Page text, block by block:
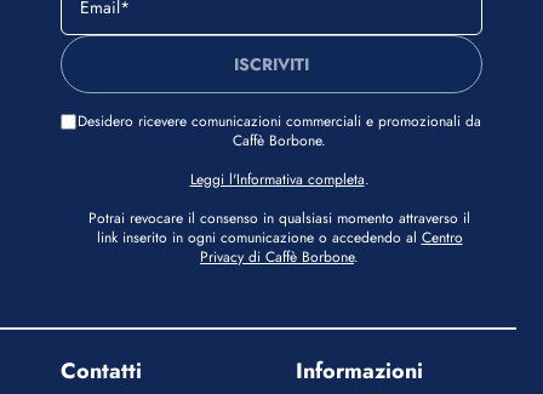
ISCRIVITI
Desidero ricevere comunicazioni commerciali e promozionali da
Caffè Borbone.
Leggi l'Informativa completa.
Potrai revocare il consenso in qualsiasi momento attraverso il
link inserito in ogni comunicazione o accedendo al Centro
Privacy di Caffè Borbone.
Contatti Informazioni